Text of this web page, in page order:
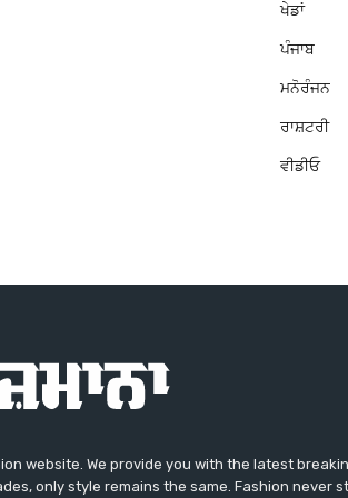
ਖੇਡਾਂ
ਪੰਜਾਬ
ਮਨੋਰੰਜਨ
ਰਾਸ਼ਟਰੀ
ਵੀਡੀਓ
website. We provide you with the latest
only style remains the same. Fashion never